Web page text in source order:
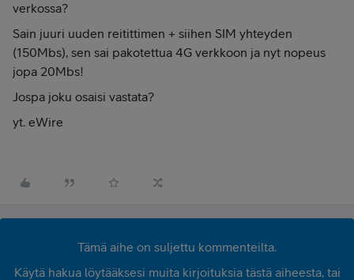
verkossa?
Sain juuri uuden reitittimen + siihen SIM yhteyden
(150Mbs), sen sai pakotettua 4G verkkoon ja nyt nopeus
jopa 20Mbs!
Jospa joku osaisi vastata?
yt. eWire
Tämä aihe on suljettu kommenteilta.
Käytä hakua löytääksesi muita kirjoituksia tästä aiheesta, tai